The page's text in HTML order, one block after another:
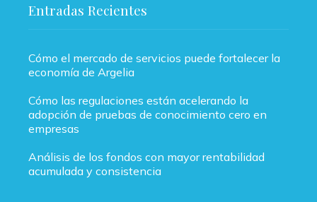
Entradas Recientes
Cómo el mercado de servicios puede fortalecer la
economía de Argelia
Cómo las regulaciones están acelerando la
adopción de pruebas de conocimiento cero en
empresas
Análisis de los fondos con mayor rentabilidad
acumulada y consistencia